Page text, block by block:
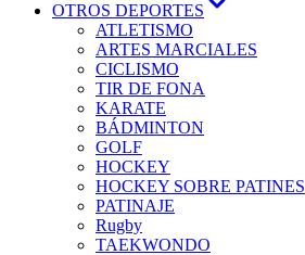
OTROS DEPORTES
ATLETISMO
ARTES MARCIALES
CICLISMO
TIR DE FONA
KARATE
BÁDMINTON
GOLF
HOCKEY
HOCKEY SOBRE PATINES
PATINAJE
Rugby
TAEKWONDO